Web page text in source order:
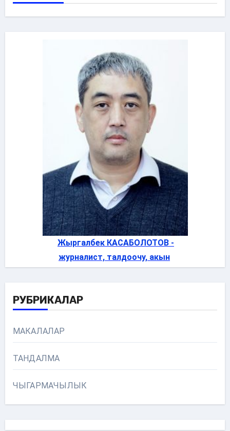
Жыргалбек КАСАБОЛОТОВ -
журналист, талдоочу, акын
РУБРИКАЛАР
МАКАЛАЛАР
ТАНДАЛМА
ЧЫГАРМАЧЫЛЫК